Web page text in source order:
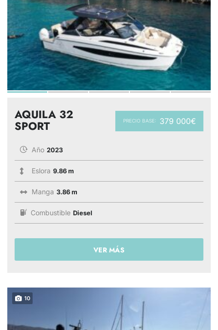
PRECIO BASE: 379 000€
AQUILA 32
SPORT
Año 2023
Eslora 9.86 m
Manga 3.86 m
Combustible Diesel
VER MÁS
10